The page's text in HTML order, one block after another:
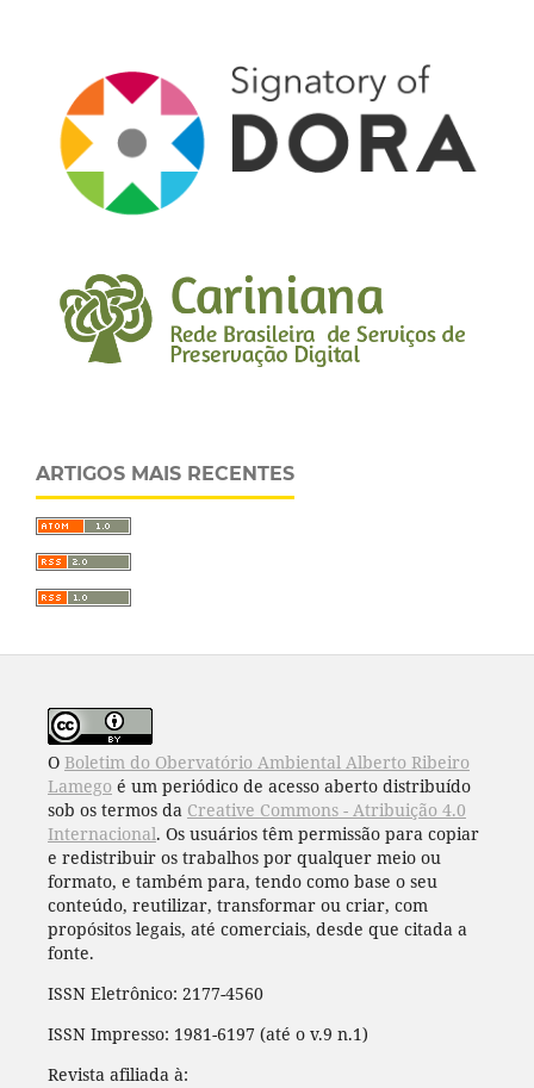
ARTIGOS MAIS RECENTES
O Boletim do Obervatório Ambiental Alberto Ribeiro
Lamego é um periódico de acesso aberto distribuído
sob os termos da Creative Commons - Atribuição 4.0
Internacional. Os usuários têm permissão para copiar
e redistribuir os trabalhos por qualquer meio ou
formato, e também para, tendo como base o seu
conteúdo, reutilizar, transformar ou criar, com
propósitos legais, até comerciais, desde que citada a
fonte.
ISSN Eletrônico: 2177-4560
ISSN Impresso: 1981-6197 (até o v.9 n.1)
Revista afiliada à: